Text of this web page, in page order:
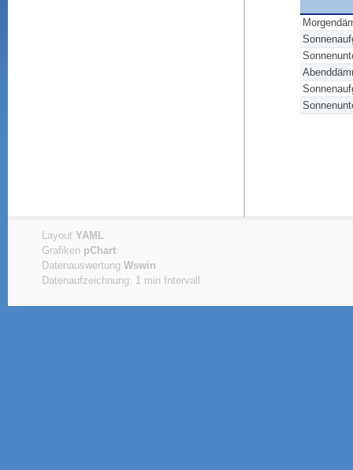
LayoutYAML
Grafiken pChart
DatenauswertungWswin
Datenaufzeichnung: 1 min Intervall